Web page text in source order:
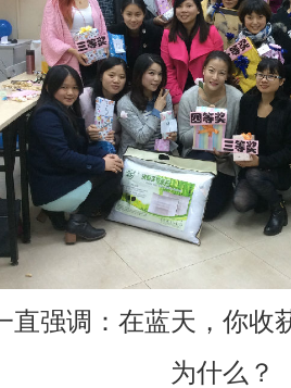
直强调：在蓝天，你收
为什么？